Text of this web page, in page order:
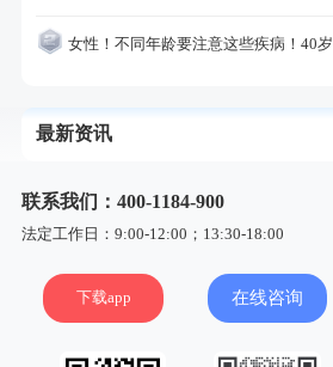
女性！不同年龄要注意这些疾病！40岁的这个疾病最需要注意！
最新资讯
联系我们：400-1184-900
法定工作日：9:00-12:00；13:30-18:00
下载app 在线咨询